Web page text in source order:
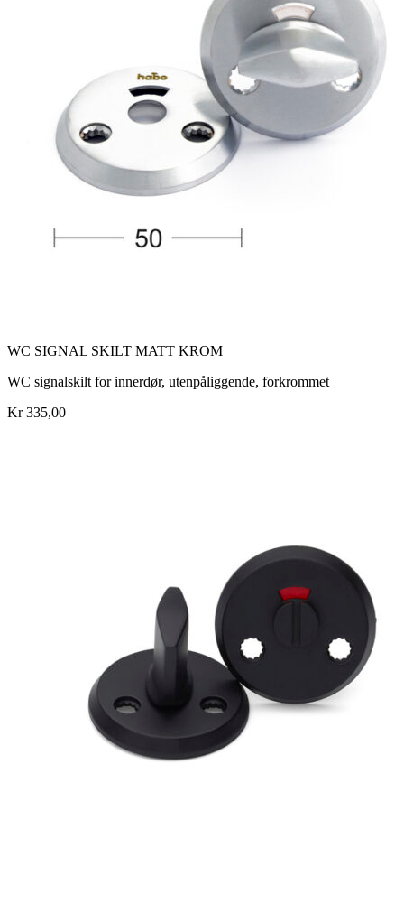
WC SIGNAL SKILT MATT KROM
WC signalskilt for innerdør, utenpåliggende, forkrommet
Kr 335,00